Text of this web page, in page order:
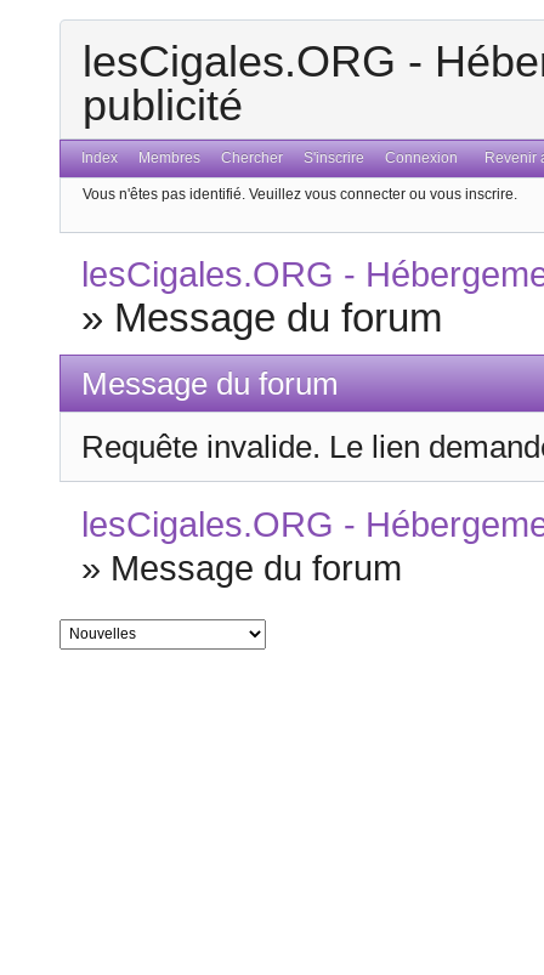
lesCigales.ORG -
publicité
Index Membres Chercher S'inscrire Connexion Revenir
Vous n'êtes pas identifié. Veuillez vous connecter ou vous inscrire.
lesCigales.ORG -
» Message du forum
Message du forum
Requête invalide. Le lien
lesCigales.ORG -
» Message du forum